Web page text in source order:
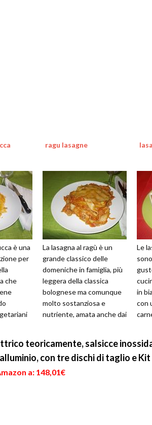
è una
per
che
ragu lasagne
La lasagna al ragù è un
grande classico delle
domeniche in famiglia, più
leggera della classica
bolognese ma comunque
molto sostanziosa e
nutriente, amata anche dai
Le
in
con
teoricamente, salsicce
con tre dischi di taglio e Kit
a: 148,01€